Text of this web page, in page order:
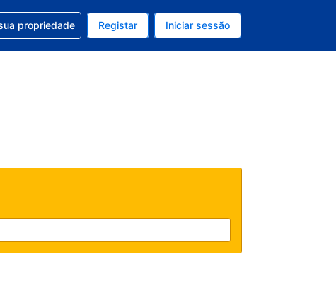
atual é EUR
seu idioma atual é Português
com a sua reserva
propriedade Registar Iniciar sessão